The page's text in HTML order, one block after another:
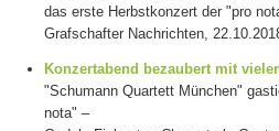
das erste Herbstkonzert der "pro
Grafschafter Nachrichten,
Konzertabend bezaubert mit
"Schumann Quartett München"
nota" –